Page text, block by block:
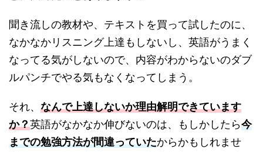
聞き流しの教材や、テキストを買って試したのに、
なかなかリスニング上達もしないし、英語がうまく
なってる気がしないので、内容がわからないのダブ
ルパンチでやる気もなくなってしまう。
それ、 なんで上達しないか理由解明できています
か？英語がなかなか伸びないのは、もしかしたら今
までの勉強方法が間違っていたからかもしれませ